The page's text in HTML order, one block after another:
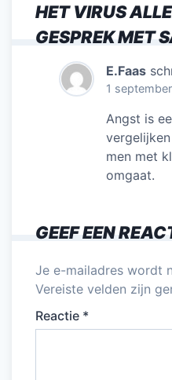
HET VIRUS
GESPREK MET
E.Faas
1
Angst is
men met
omgaat.
GEEF EEN
Je e-mailadres wordt
Vereiste velden zijn
Reactie *